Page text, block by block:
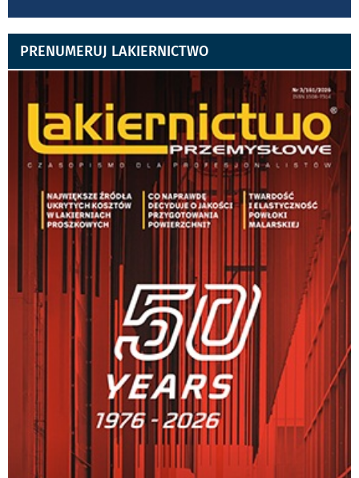
PRENUMERUJ LAKIERNICTWO